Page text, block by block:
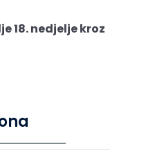
18. nedjelje kroz